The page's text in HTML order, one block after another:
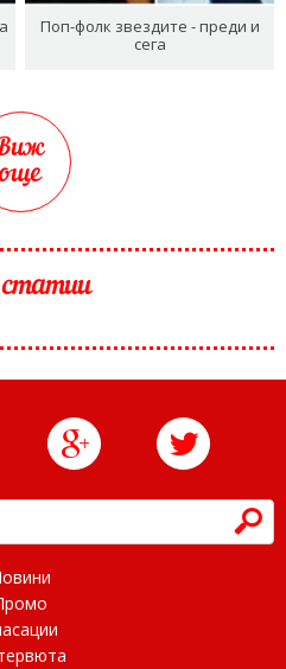
Поп-фолк звездите - преди и
сега
още
h